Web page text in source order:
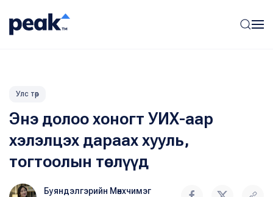
Улс төр
Энэ долоо хоногт УИХ-аар
хэлэлцэх дараах хууль,
тогтоолын төслүүд
Буяндэлгэрийн Мөнхчимэг